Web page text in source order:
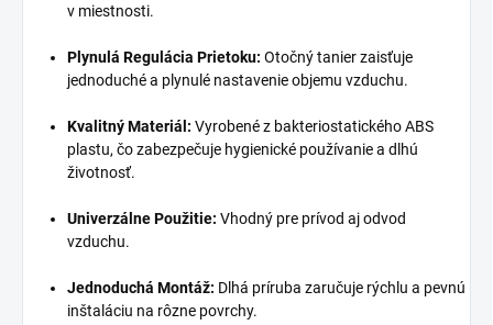
v miestnosti.
Plynulá Regulácia Prietoku: Otočný tanier zaisťuje
jednoduché a plynulé nastavenie objemu vzduchu.
Kvalitný Materiál: Vyrobené z bakteriostatického ABS
plastu, čo zabezpečuje hygienické používanie a dlhú
životnosť.
Univerzálne Použitie: Vhodný pre prívod aj odvod
vzduchu.
Jednoduchá Montáž: Dlhá príruba zaručuje rýchlu a pevnú
inštaláciu na rôzne povrchy.